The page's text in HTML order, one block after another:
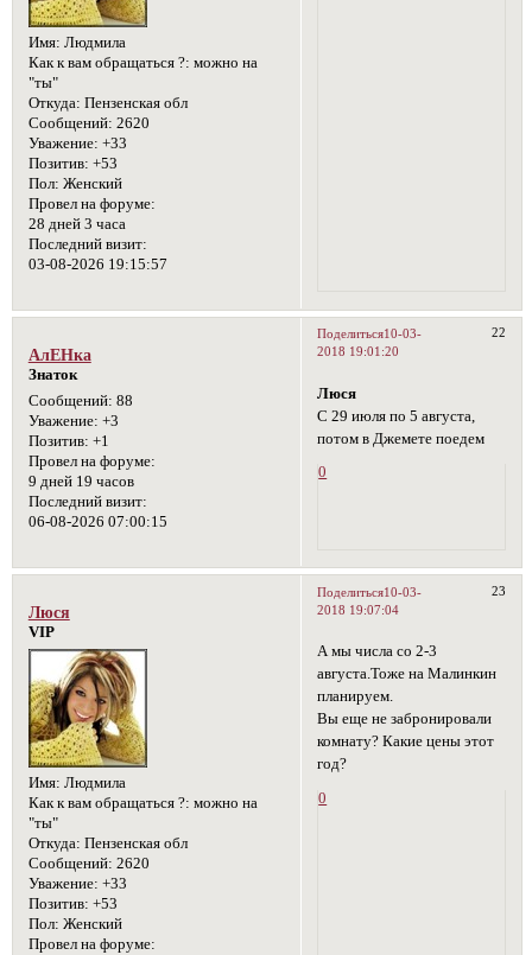
Имя: Людмила
Как к вам обращаться ?: можно на
"ты"
Откуда: Пензенская обл
Сообщений: 2620
Уважение: +33
Позитив: +53
Пол: Женский
Провел на форуме:
28 дней 3 часа
Последний визит:
03-08-2026 19:15:57
Поделиться 22
10-03-
2018 19:01:20
АлЕНка
Знаток
Сообщений: 88
Уважение: +3
Позитив: +1
Провел на форуме:
9 дней 19 часов
Последний визит:
06-08-2026 07:00:15
Люся
С 29 июля по 5 августа,
потом в Джемете поедем
0
Поделиться 23
10-03-
2018 19:07:04
Люся
VIP
Имя: Людмила
Как к вам обращаться ?: можно на
"ты"
Откуда: Пензенская обл
Сообщений: 2620
Уважение: +33
Позитив: +53
Пол: Женский
Провел на форуме:
А мы числа со 2-3
августа.Тоже на Малинкин
планируем.
Вы еще не забронировали
комнату? Какие цены этот
год?
0